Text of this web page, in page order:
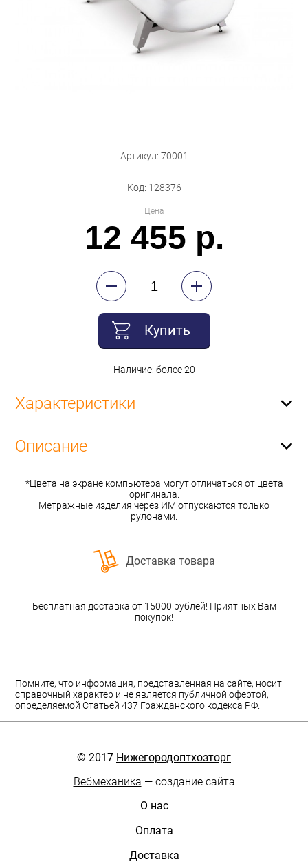
Артикул: 70001
Код: 128376
Цена
12 455 р.
Купить
Наличие: более 20
Характеристики
Описание
*Цвета на экране компьютера могут отличаться от цвета
оригинала.
Метражные изделия через ИМ отпускаются только
рулонами.
Доставка товара
Бесплатная доставка от 15000 рублей! Приятных Вам
покупок!
Помните, что информация, представленная на сайте, носит
справочный характер и не является публичной офертой,
определяемой Статьей 437 Гражданского кодекса РФ.
© 2017 Нижегородоптхозторг
Вебмеханика — создание сайта
О нас
Оплата
Доставка